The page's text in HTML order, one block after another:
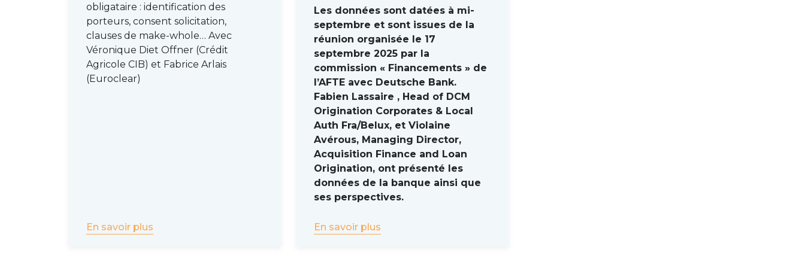
manière indirecte l’identification des porteurs d’obligations, grâce à l’harmonisation des chaînes
d’intermédiation. Le cas français, qui fait de l’identification des porteurs d’obligation un droit, reste
cependant une exception au niveau européen.
Toutefois, en raison des multiples niveaux que peut comporter la chaîne de détention d’une obligation
(dépositaire global, sous-dépositaire d’un pays tiers, teneur de compte local, compte du client final,
mandataires…), il est compliqué, voire impossible, de fournir une identification complète des porteurs
Euroclear affirme par exemple être en mesure de fournir en moyenne une identification de 85% des
porteurs d’obligation à la suite d’une interrogation en chaîne, qui sert la plupart du temps pour des
Plus de détails ont été communiqués par les intervenants à l'occasion de la réunion. Pour ne rien
aux prochaines réunions
obligataire : identification des
porteurs, consent solicitation,
clauses de make-whole… Avec
Véronique Diet Offner (Crédit
Agricole CIB) et Fabrice Arlais
(Euroclear)
En savoir plus
Les données sont datées à mi-
septembre et sont issues de la
réunion organisée le 17
septembre 2025 par la
commission « Financements » de
l’AFTE avec Deutsche Bank.
Fabien Lassaire , Head of DCM
Origination Corporates & Local
Auth Fra/Belux, et Violaine
Avérous, Managing Director,
Acquisition Finance and Loan
Origination, ont présenté les
données de la banque ainsi que
ses perspectives.
En savoir plus